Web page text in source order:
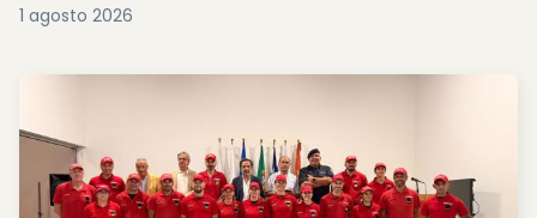
1 agosto 2026